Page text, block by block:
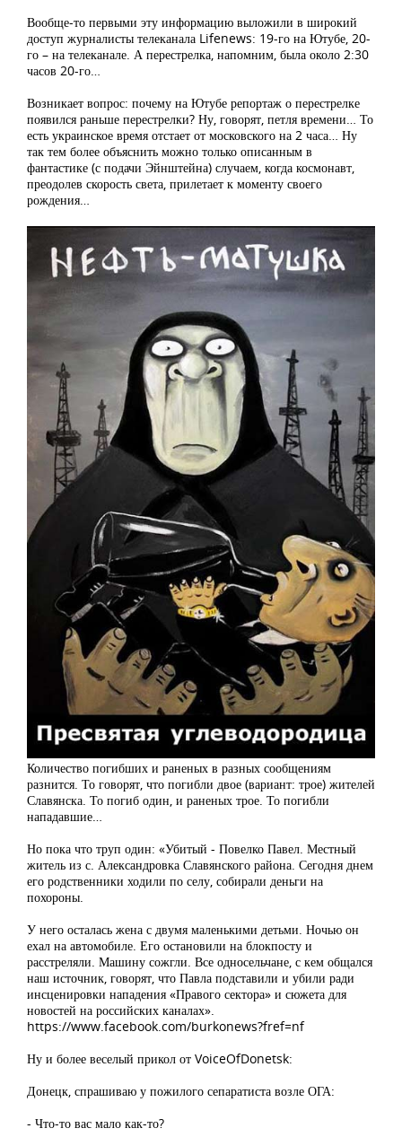
Вообще-то первыми эту информацию выложили в широкий
доступ журналисты телеканала Lifenews: 19-го на Ютубе, 20-
го – на телеканале. А перестрелка, напомним, была около 2:30
часов 20-го…
Возникает вопрос: почему на Ютубе репортаж о перестрелке
появился раньше перестрелки? Ну, говорят, петля времени… То
есть украинское время отстает от московского на 2 часа… Ну
так тем более объяснить можно только описанным в
фантастике (с подачи Эйнштейна) случаем, когда космонавт,
преодолев скорость света, прилетает к моменту своего
рождения…
Количество погибших и раненых в разных сообщениям
разнится. То говорят, что погибли двое (вариант: трое) жителей
Славянска. То погиб один, и раненых трое. То погибли
нападавшие…
Но пока что труп один: «Убитый - Повелко Павел. Местный
житель из с. Александровка Славянского района. Сегодня днем
его родственники ходили по селу, собирали деньги на
похороны.
У него осталась жена с двумя маленькими детьми. Ночью он
ехал на автомобиле. Его остановили на блокпосту и
расстреляли. Машину сожгли. Все односельчане, с кем общался
наш источник, говорят, что Павла подставили и убили ради
инсценировки нападения «Правого сектора» и сюжета для
новостей на российских каналах».
https://www.facebook.com/burkonews?fref=nf
Ну и более веселый прикол от VoiceOfDonetsk:
Донецк, спрашиваю у пожилого сепаратиста возле ОГА:
- Что-то вас мало как-то?